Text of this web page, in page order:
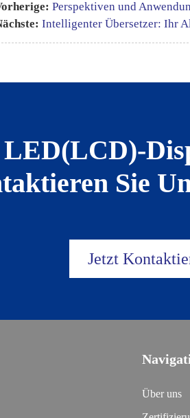
Perspektiven und
Intelligenter Übersetzer: Ihr
Sie
Jetzt
Über uns